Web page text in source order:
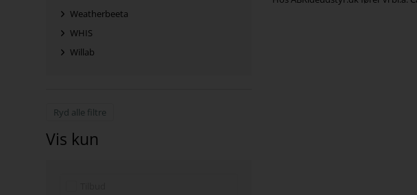
Weatherbeeta
WHIS
Willab
Ryd alle filtre
Vis kun